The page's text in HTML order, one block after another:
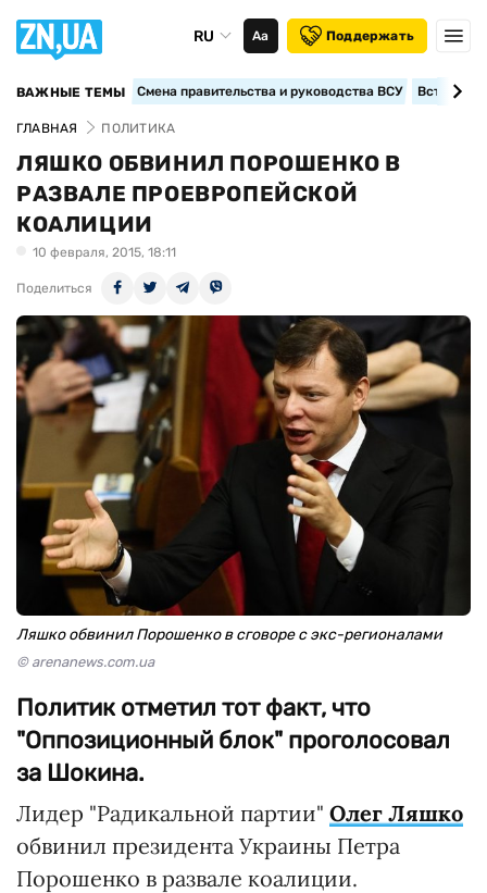
RU Аа Поддержать
ВАЖНЫЕ ТЕМЫ Смена правительства и руководства ВСУ
ГЛАВНАЯ ПОЛИТИКА
ЛЯШКО ОБВИНИЛ ПОРОШЕНКО В
РАЗВАЛЕ ПРОЕВРОПЕЙСКОЙ
КОАЛИЦИИ
10 февраля, 2015, 18:11
Поделиться
Ляшко обвинил Порошенко в сговоре с экс-регионалами
© arenanews.com.ua
Политик отметил тот факт, что
"Оппозиционный блок" проголосовал
за Шокина.
Лидер "Радикальной партии" Олег Ляшко
обвинил президента Украины Петра
Порошенко в развале коалиции.